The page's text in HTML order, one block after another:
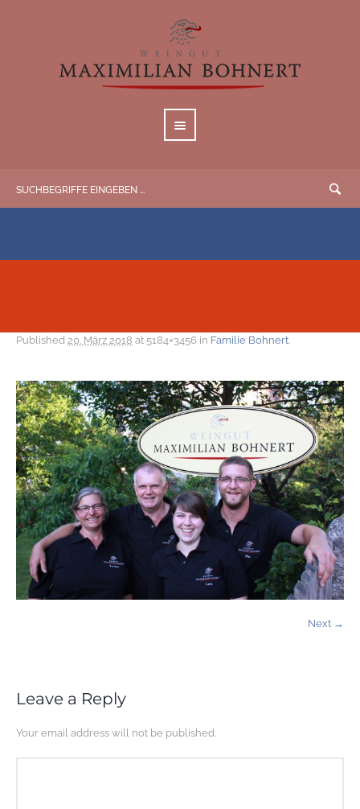
Published 20. März 2018 at 5184×3456 in Familie Bohnert.
Next →
Leave a Reply
Your email address will not be published.